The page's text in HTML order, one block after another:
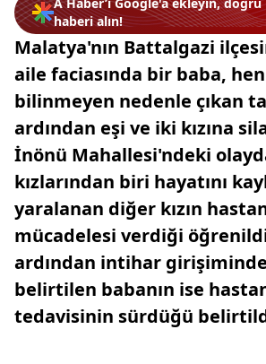
haberi alın!
Malatya'nın Battalgazi
aile faciasında bir baba,
bilinmeyen nedenle çıkan
ardından eşi ve iki kızına
İnönü Mahallesi'ndeki
kızlarından biri hayatını
yaralanan diğer kızın
mücadelesi verdiği öğrenildi.
ardından intihar
belirtilen babanın ise
tedavisinin sürdüğü